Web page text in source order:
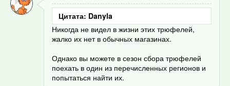
Цитата: Danyla
Никогда не видел в жизни этих трюфелей,
жалко их нет в обычных магазинах.
Однако вы можете в сезон сбора трюфелей
поехать в один из перечисленных регионов и
попытаться найти их.